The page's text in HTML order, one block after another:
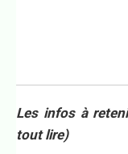
Les infos à
tout lire)